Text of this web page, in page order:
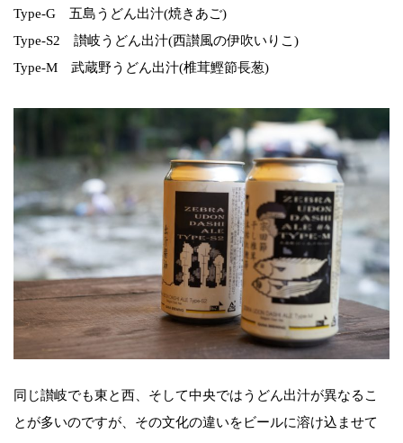
Type-G 五島うどん出汁(焼きあご)
Type-S2 讃岐うどん出汁(西讃風の伊吹いりこ)
Type-M 武蔵野うどん出汁(椎茸鰹節長葱)
同じ讃岐でも東と西、そして中央ではうどん出汁が異なるこ
とが多いのですが、その文化の違いをビールに溶け込ませて